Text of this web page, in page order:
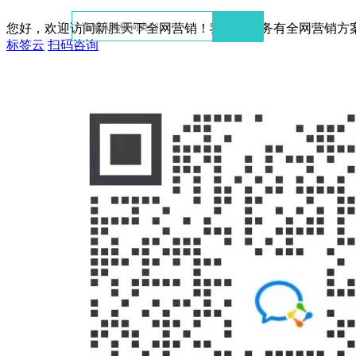
您好，欢迎访问新胜天下全网营销！我们的服务有全网营销
标签云 扫码咨询